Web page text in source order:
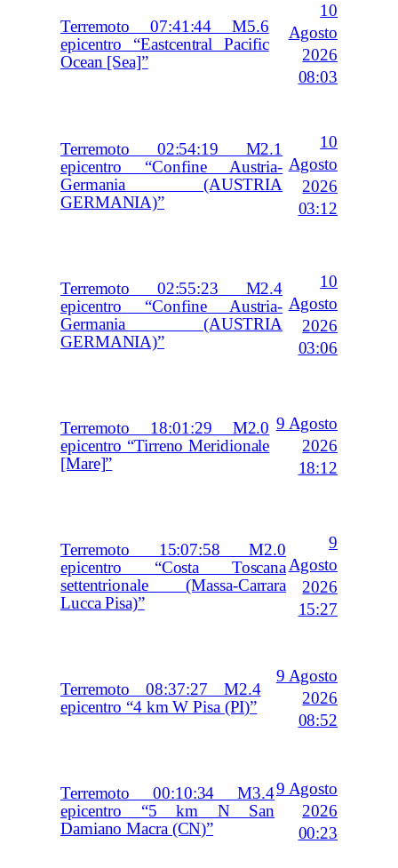
Terremoto 07:41:44 M5.6
epicentro “Eastcentral Pacific
Ocean [Sea]”
10
Agosto
2026
08:03
Terremoto 02:54:19 M2.1
epicentro “Confine Austria-
Germania (AUSTRIA
GERMANIA)”
10
Agosto
2026
03:12
Terremoto 02:55:23 M2.4
epicentro “Confine Austria-
Germania (AUSTRIA
GERMANIA)”
10
Agosto
2026
03:06
Terremoto 18:01:29 M2.0
epicentro “Tirreno Meridionale
[Mare]”
9 Agosto
2026
18:12
Terremoto 15:07:58 M2.0
epicentro “Costa Toscana
settentrionale (Massa-Carrara
Lucca Pisa)”
9
Agosto
2026
15:27
Terremoto 08:37:27 M2.4
epicentro “4 km W Pisa (PI)”
9 Agosto
2026
08:52
Terremoto 00:10:34 M3.4
epicentro “5 km N San
Damiano Macra (CN)”
9 Agosto
2026
00:23